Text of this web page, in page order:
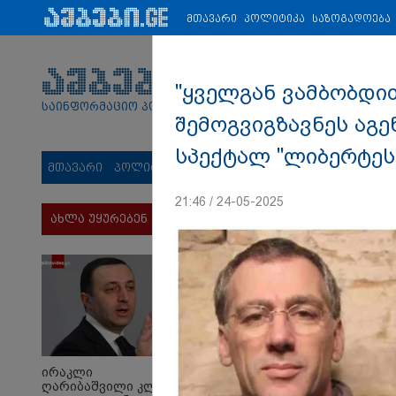
პარტნიორები: ახალი ამბები ეკონომიკა ვიდეო
საინფორმაციო პორტალი
მთავარი პოლიტიკა საზოგადოება სამართალი
ახლა უყურებენ
ირაკლი
ღარიბაშვილი კლინიკაში
მთავარი პოლიტიკა საზოგადოება
"ყველგან
შემოგვიგზავნეს
სპექტალ
21:46 / 24-05-2025